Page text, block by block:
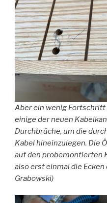
Aber ein wenig Fortschritt
einige der neuen
Durchbrüche, um die
Kabel hineinzulegen. Die
auf den probemontierten
also erst einmal die
Grabowski)